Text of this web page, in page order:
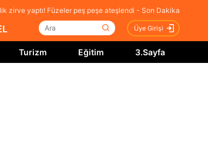
zirve yaptı! Füzeler peş peşe ateşlendi - Son Dakika
Üye Girişi
Turizm Eğitim 3.Sayfa